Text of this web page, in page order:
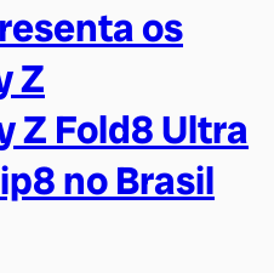
os
Z
Z Fold8 Ultra
no Brasil